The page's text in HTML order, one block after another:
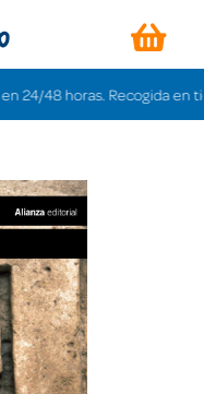
horas. Recogida en